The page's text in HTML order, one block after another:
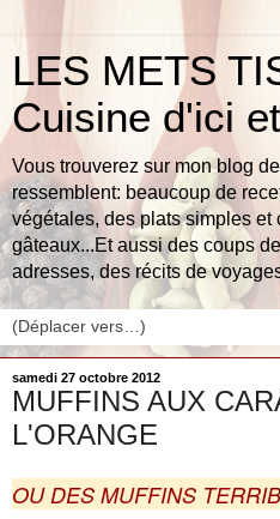
LES METS
Cuisine d'ici
Vous trouverez sur mon blog
ressemblent: beaucoup de
végétales, des plats simples et
gâteaux...Et aussi des coups
adresses, des récits de
samedi 27 octobre 2012
MUFFINS AUX
L'ORANGE
OU DES MUFFINS